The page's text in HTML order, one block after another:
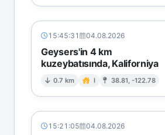
15:45:31 04.08.2026
Geysers'in 4 km
kuzeybatısında, Kaliforniya
0.7 km I 38.81, -122.78
15:21:05 04.08.2026